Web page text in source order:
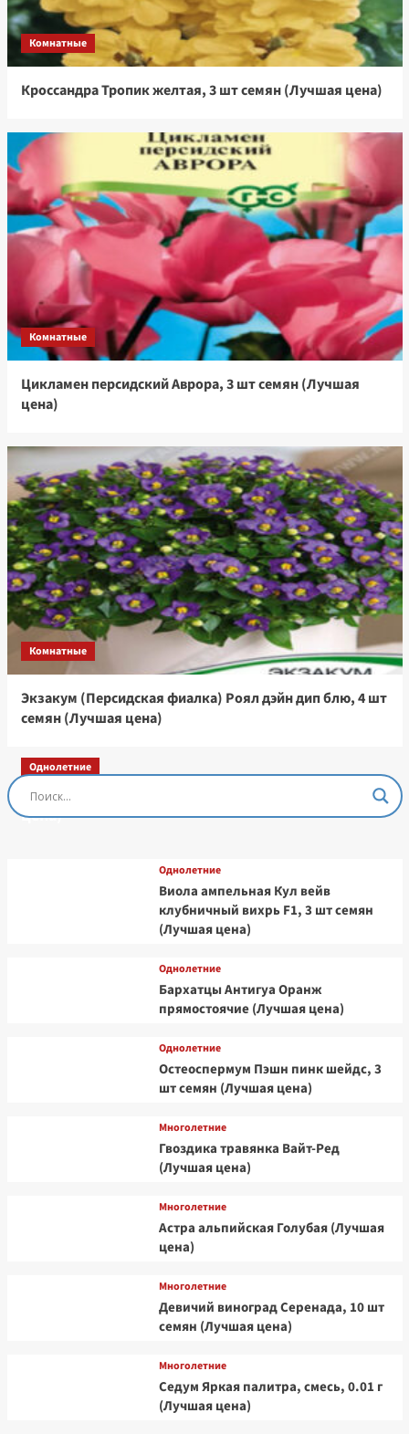
Комнатные
Кроссандра Тропик желтая, 3 шт семян (Лучшая цена)
Комнатные
Цикламен персидский Аврора, 3 шт семян (Лучшая
цена)
Комнатные
Экзакум (Персидская фиалка) Роял дэйн дип блю, 4 шт
семян (Лучшая цена)
Однолетние
Остеоспермум Пэшн Роуз, 3 шт семян (Лучшая
цена)
Однолетние
Виола ампельная Кул вейв
клубничный вихрь F1, 3 шт семян
(Лучшая цена)
Однолетние
Бархатцы Антигуа Оранж
прямостоячие (Лучшая цена)
Однолетние
Остеоспермум Пэшн пинк шейдс, 3
шт семян (Лучшая цена)
Многолетние
Гвоздика травянка Вайт-Ред
(Лучшая цена)
Многолетние
Астра альпийская Голубая (Лучшая
цена)
Многолетние
Девичий виноград Серенада, 10 шт
семян (Лучшая цена)
Многолетние
Седум Яркая палитра, смесь, 0.01 г
(Лучшая цена)